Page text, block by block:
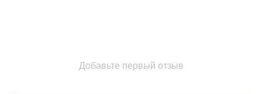
Добавьте первый отзыв